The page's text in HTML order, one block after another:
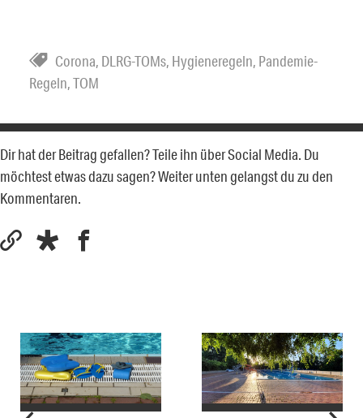
Corona, DLRG-TOMs, Hygieneregeln, Pandemie-
Regeln,TOM
Dir hat der Beitrag gefallen? Teile ihn über Social Media. Du
möchtest etwas dazu sagen? Weiter unten gelangst du zu den
Kommentaren.